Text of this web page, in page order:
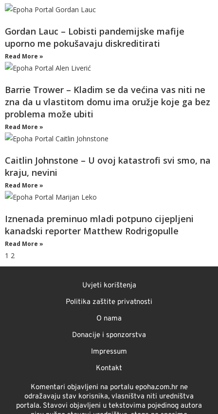
Gordan Lauc – Lobisti pandemijske mafije
uporno me pokušavaju diskreditirati
Read More »
Barrie Trower – Kladim se da većina vas niti ne
zna da u vlastitom domu ima oružje koje ga bez
problema može ubiti
Read More »
Caitlin Johnstone – U ovoj katastrofi svi smo, na
kraju, nevini
Read More »
Iznenada preminuo mladi potpuno cijepljeni
kanadski reporter Matthew Rodrigopulle
Read More »
1 2
Uvjeti korištenja
Politika zaštite privatnosti
O nama
Donacije i sponzorstva
Impressum
Kontakt
Komentari objavljeni na portalu epoha.com.hr ne
odražavaju stav korisnika, vlasništva niti uredništva
portala. Stavovi objavljeni u tekstovima pojedinog autora